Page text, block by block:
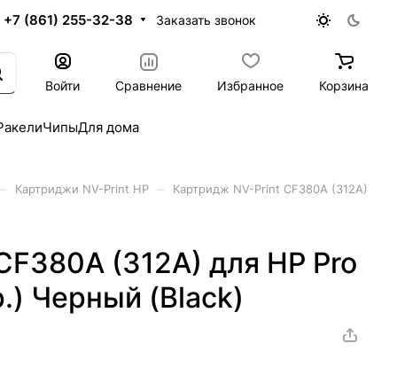
+7 (861) 255-32-38 Заказать звонок
Войти
Сравнение Избранное Корзина
ЧипыДля дома
Картриджи NV-Print HP
Картридж NV-Print CF380A (312A)
(312A) для HP Pro
Черный (Black)